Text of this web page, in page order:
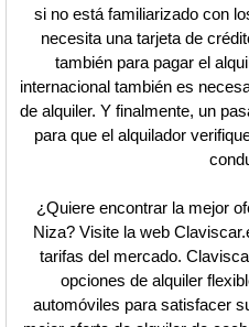
si no está familiarizado con
necesita una tarjeta de
también para pagar el
internacional también es
de alquiler. Y finalmente, un
para que el alquilador
¿Quiere encontrar la mejor
Niza? Visite la web
tarifas del mercado.
opciones de alquiler
automóviles para satisfacer